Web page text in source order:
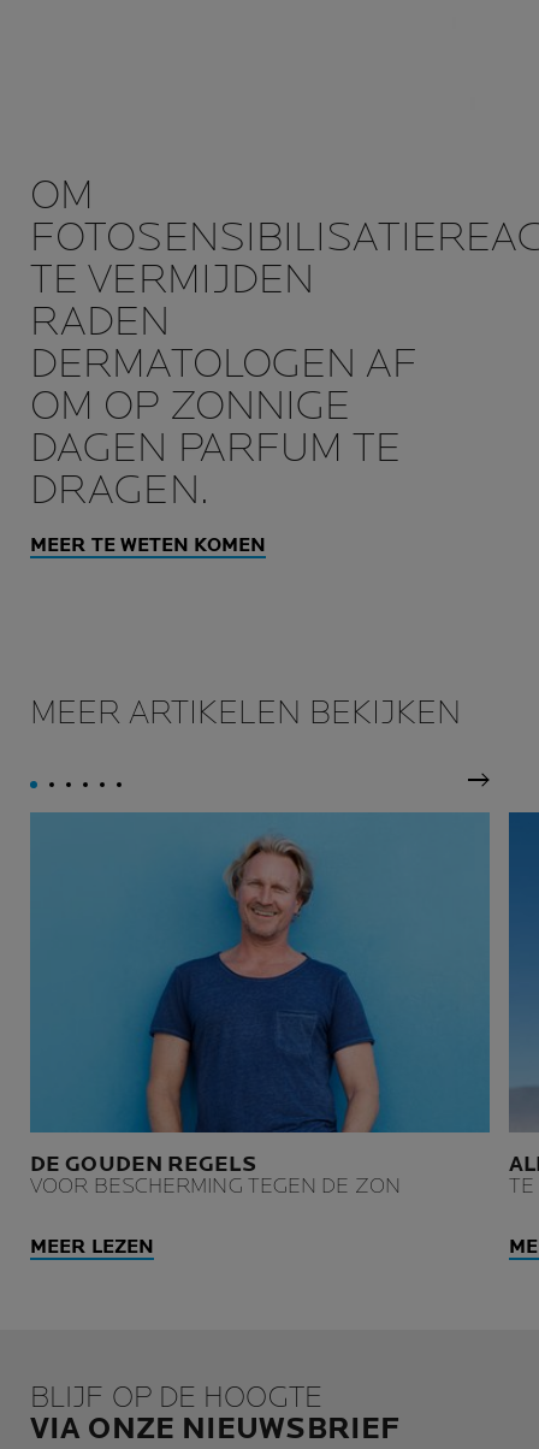
OM
TE VERMIJDEN
RADEN
DERMATOLOGEN AF
OM OP ZONNIGE
DAGEN PARFUM TE
DRAGEN.
MEER TE WETEN KOMEN
MEER ARTIKELEN BEKIJKEN
DE GOUDEN REGELS
VOOR BESCHERMING TEGEN DE ZON
MEER LEZEN
TE
BLIJF OP DE HOOGTE
VIA ONZE NIEUWSBRIEF